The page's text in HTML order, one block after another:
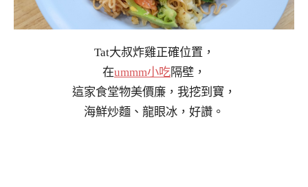
Tat大叔炸雞正確位置，
在ummm小吃隔壁，
這家食堂物美價廉，我挖到寶，
海鮮炒麵、龍眼冰，好讚。